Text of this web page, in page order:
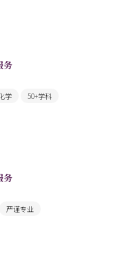
务
学 50+学科
务
严谨专业